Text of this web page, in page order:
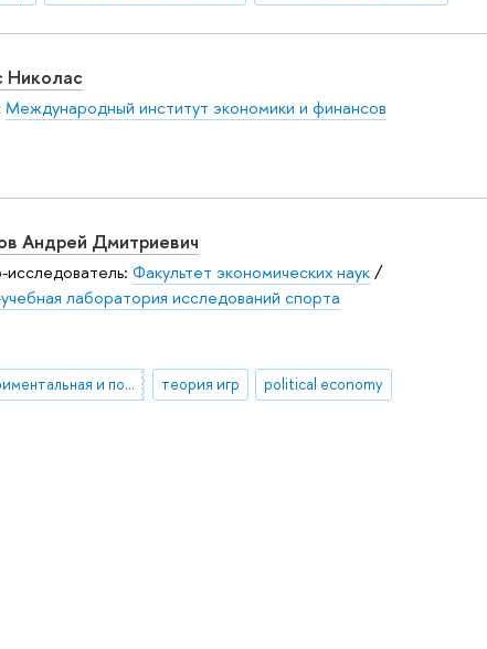
Николас
Международный институт экономики и финансов
Андрей Дмитриевич
Факультет экономических наук/
лаборатория исследований спорта
Экспериментальная и поведенческая экономика теория игр political economy